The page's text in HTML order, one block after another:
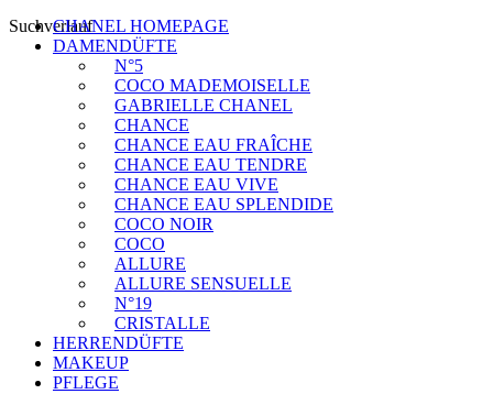
SuchverlaufCHANEL HOMEPAGE
DAMENDÜFTE
N°5
COCO MADEMOISELLE
GABRIELLE CHANEL
CHANCE
CHANCE EAU FRAÎCHE
CHANCE EAU TENDRE
CHANCE EAU VIVE
CHANCE EAU SPLENDIDE
COCO NOIR
COCO
ALLURE
ALLURE SENSUELLE
N°19
CRISTALLE
HERRENDÜFTE
MAKEUP
PFLEGE